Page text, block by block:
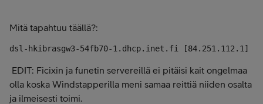
Mitä tapahtuu täällä?:
dsl-hkibrasgw3-54fb70-1.dhcp.inet.fi [84.251.112.1]
EDIT: Ficixin ja funetin servereillä ei pitäisi kait ongelmaa
olla koska Windstapperilla meni samaa reittiä niiden osalta
ja ilmeisesti toimi.